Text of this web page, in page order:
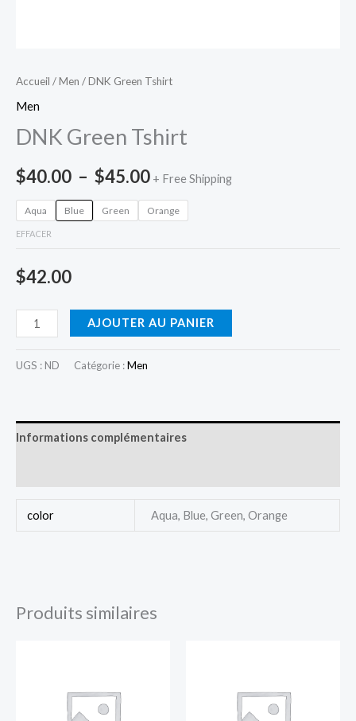
Accueil /Men / DNK Green Tshirt
Men
DNK Green Tshirt
$40.00 – $45.00 + Free Shipping
Aqua Blue Green Orange
EFFACER
$42.00
AJOUTER AU PANIER
UGS : ND Catégorie :Men
Informations complémentaires
color Aqua, Blue, Green, Orange
Produits similaires
à
$46.00